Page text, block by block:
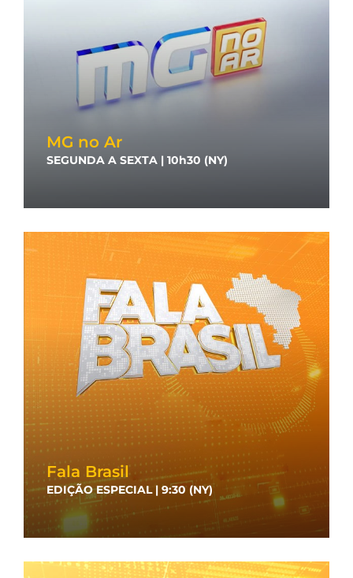
MG no Ar
SEGUNDA A SEXTA | 10h30 (NY)
Fala Brasil
EDIÇÃO ESPECIAL | 9:30 (NY)